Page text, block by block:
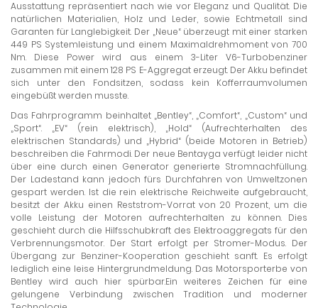
Ausstattung repräsentiert nach wie vor Eleganz und Qualität. Die
natürlichen Materialien, Holz und Leder, sowie Echtmetall sind
Garanten für Langlebigkeit. Der „Neue“ überzeugt mit einer starken
449 PS Systemleistung und einem Maximaldrehmoment von 700
Nm. Diese Power wird aus einem 3-Liter V6-Turbobenziner
zusammen mit einem 128 PS E-Aggregat erzeugt. Der Akku befindet
sich unter den Fondsitzen, sodass kein Kofferraumvolumen
eingebüßt werden musste.
Das Fahrprogramm beinhaltet „Bentley“, „Comfort“, „Custom“ und
„Sport“. „EV“ (rein elektrisch), „Hold“ (Aufrechterhalten des
elektrischen Standards) und „Hybrid“ (beide Motoren in Betrieb)
beschreiben die Fahrmodi. Der neue Bentayga verfügt leider nicht
über eine durch einen Generator generierte Stromnachfüllung.
Der Ladestand kann jedoch fürs Durchfahren von Umweltzonen
gespart werden. Ist die rein elektrische Reichweite aufgebraucht,
besitzt der Akku einen Reststrom-Vorrat von 20 Prozent, um die
volle Leistung der Motoren aufrechterhalten zu können. Dies
geschieht durch die Hilfsschubkraft des Elektroaggregats für den
Verbrennungsmotor. Der Start erfolgt per Stromer-Modus. Der
Übergang zur Benziner-Kooperation geschieht sanft. Es erfolgt
lediglich eine leise Hintergrundmeldung. Das Motorsporterbe von
Bentley wird auch hier spürbar.Ein weiteres Zeichen für eine
gelungene Verbindung zwischen Tradition und moderner